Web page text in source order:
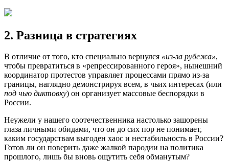
2. Разница в стратегиях
В отличие от того, кто специально вернулся «из-за рубежа»,
чтобы превратиться в «репрессированного героя», нынешний
координатор протестов управляет процессами прямо из-за
границы, наглядно демонстрируя всем, в чьих интересах (или
под чью диктовку) он организует массовые беспорядки в
России.
Неужели у нашего соотечественника настолько зашорены
глаза личными обидами, что он до сих пор не понимает,
каким государствам выгоден хаос и нестабильность в России?
Готов ли он поверить даже жалкой пародии на политика
прошлого, лишь бы вновь ощутить себя обманутым?